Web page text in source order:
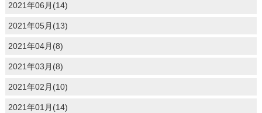
2021年06月(14)
2021年05月(13)
2021年04月(8)
2021年03月(8)
2021年02月(10)
2021年01月(14)